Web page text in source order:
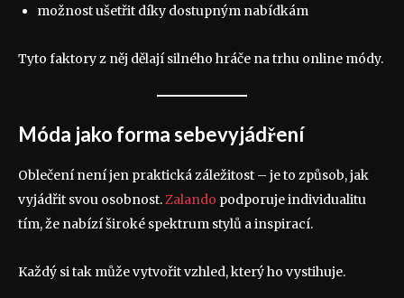
možnost ušetřit díky dostupným nabídkám
Tyto faktory z něj dělají silného hráče na trhu online módy.
Móda jako forma sebevyjádření
Oblečení není jen praktická záležitost – je to způsob, jak
vyjádřit svou osobnost.Zalando podporuje individualitu
tím, že nabízí široké spektrum stylů a inspirací.
Každý si tak může vytvořit vzhled, který ho vystihuje.